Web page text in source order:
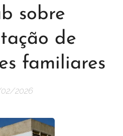
sobre
de
familiares
2026